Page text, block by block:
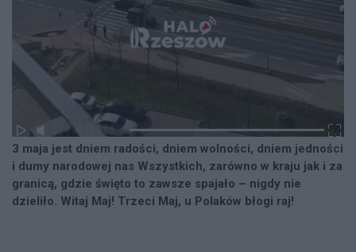
3 maja jest dniem radości, dniem wolności, dniem jedności
i dumy narodowej nas Wszystkich, zarówno w kraju jak i za
granicą, gdzie święto to zawsze spajało – nigdy nie
dzieliło. Witaj Maj! Trzeci Maj, u Polaków błogi raj!